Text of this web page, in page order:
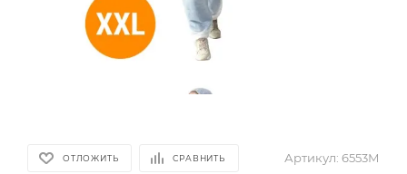
ОТЛОЖИТЬ СРАВНИТЬ Артикул: 6553М